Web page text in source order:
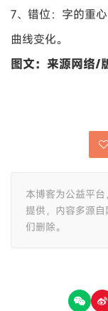
7、错位：字的重
曲线变化。
图文：来源网络/
本博客为公益平
提供，内容多源
们删除。